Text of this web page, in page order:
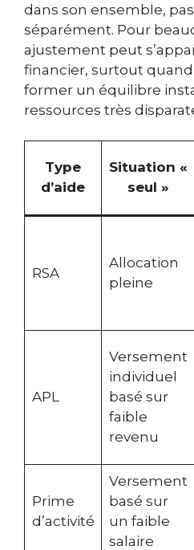
dans son ensemble,
séparément. Pour
ajustement peut
financier, surtout
former un équilibre
ressources très
Type
d’aide
Situation «
seul »
RSA
Allocation
pleine
APL
Versement
individuel
basé sur
faible
revenu
Prime
d’activité
Versement
basé sur
un faible
salaire